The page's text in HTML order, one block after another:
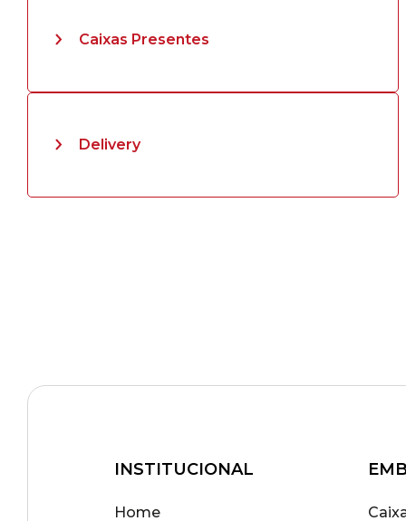
Caixas Presentes
Delivery
INSTITUCIONAL
Home